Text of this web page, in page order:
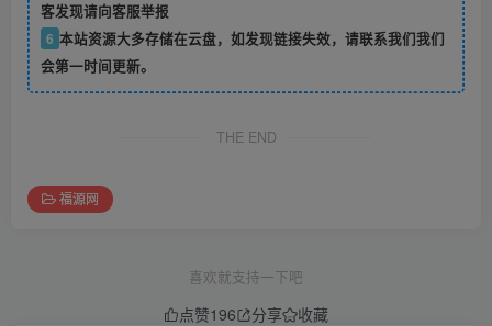
客发现请向客服举报
6 本站资源大多存储在云盘，如发现链接失效，请联系我们我们
会第一时间更新。
THE END
福源网
喜欢就支持一下吧
点赞196 分享
收藏